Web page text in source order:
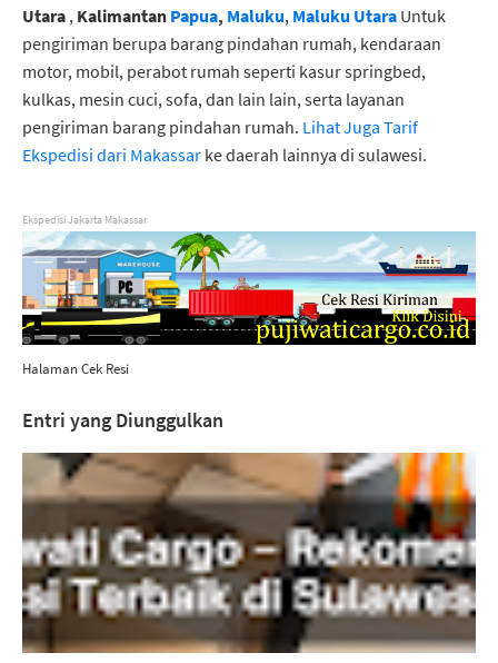
Utara , Kalimantan Papua, Maluku, Maluku Utara Untuk
pengiriman berupa barang pindahan rumah, kendaraan
motor, mobil, perabot rumah seperti kasur springbed,
kulkas, mesin cuci, sofa, dan lain lain, serta layanan
pengiriman barang pindahan rumah. Lihat Juga Tarif
Ekspedisi dari Makassar ke daerah lainnya di sulawesi.
Ekspedisi Jakarta Makassar
Halaman Cek Resi
Entri yang Diunggulkan